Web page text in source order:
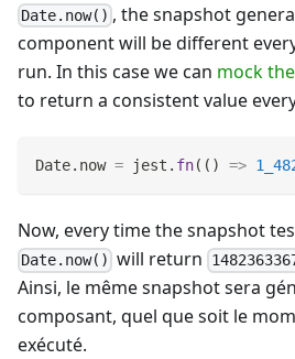
Date.now() , the snapshot
component will be different
run. In this case we can mock
to return a consistent value
Date. now = jest . fn( ( ) =>
Now, every time the snapshot
Date.now() will return
Ainsi, le même snapshot sera
composant, quel que soit le
exécuté.